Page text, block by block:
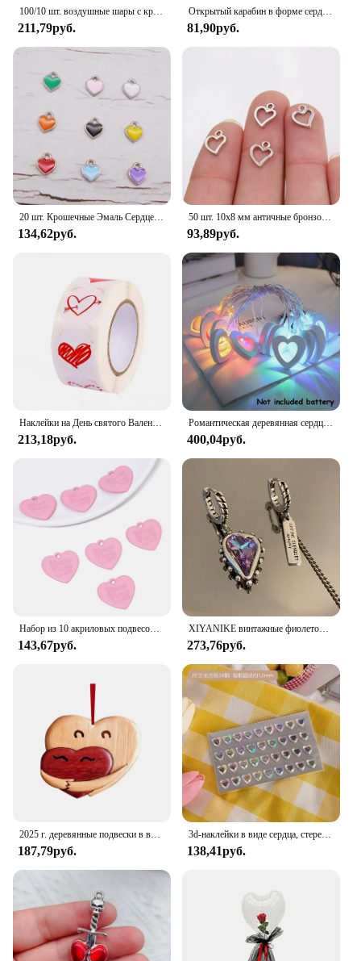
touch to their crafts.
100/10 шт. воздушные шары с красным сердцем, надувной латексный шар на День святого Валентина, свадьба, юбилей, украшения, поставки, оптовая продажа
211,79руб.
Открытый карабин в форме сердца, брелок, зажим, кольца из алюминиевого сплава, зажимы для скалолазания, пружинный карабин, прочный карабин
81,90руб.
20 шт. Крошечные Эмаль Сердце Шармы Случайные Цвета Сплав Подвеска Для Ожерелье Браслет Серьги Ювелирные Изделия Аксессуар
134,62руб.
50 шт. 10x8 мм античные бронзовые посеребренные Подвески ручной работы в форме сердца кулон: сделай сам для браслета ожерелье
93,89руб.
213,18руб.
Романтическая деревянная сердцевина 1.5M 10 светодиодные лампы День Святого Валентина лампы аккумуляторные работы вечеринки свадебные украшения сказочные огни
400,04руб.
143,67руб.
XIYANIKE винтажные фиолетовые Кристальные сердца симметричные висячие серьги-кольца для женщин и девушек модные ювелирные изделия подарочные серьги для вечерние
273,76руб.
187,79руб.
3d-наклейки в виде сердца, стереоскопические наклейки в виде сердца для рукоделия, альбом для скрапбукинга, журнала, Детские канцелярские принадлежности, награды, наклейки
138,41руб.